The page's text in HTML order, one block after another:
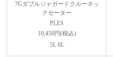
7Gダブルジャガードクルーネッ
クセーター
PLES
10,450円(税込)
5L 6L